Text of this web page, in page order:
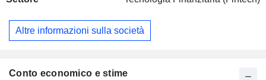
sviluppano una serie di servizi infrastrutturali pronti all'uso e
di livello aziendale che gli sviluppatori possono integrare
fondi tokenizzati sono investimenti regolamentati fruttiferi
Altre informazioni sulla società
Conto economico e stime